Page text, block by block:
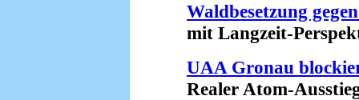
Waldbesetzung
mit Langzeit-
UAA Gronau
Realer Atom-